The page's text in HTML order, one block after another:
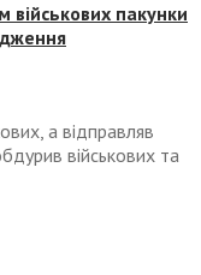
пакунки
а відправляв
військових та